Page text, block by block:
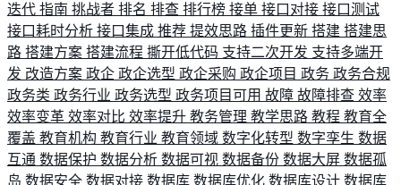
迭代 指南 挑战者 排名 排查 排行榜 接单 接口对接 接口测试
接口耗时分析 接口集成 推荐 提效思路 插件更新 搭建 搭建思
路 搭建方案 搭建流程 撕开低代码 支持二次开发 支持多端开
发 改造方案 政企 政企选型 政企采购 政企项目 政务 政务合规
政务类 政务行业 政务选型 政务项目可用 故障 故障排查 效率
效率变革 效率对比 效率提升 教务管理 教学思路 教程 教育全
覆盖 教育机构 教育行业 教育领域 数字化转型 数字孪生 数据
互通 数据保护 数据分析 数据可视 数据备份 数据大屏 数据孤
岛 数据安全 数据对接 数据库 数据库优化 数据库设计 数据库